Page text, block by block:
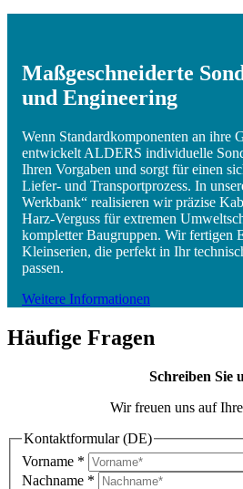
Maßgeschneiderte
und Engineering
Wenn Standardkomponenten an ihre
entwickelt ALDERS individuelle
Ihren Vorgaben und sorgt für einen
Liefer- und Transportprozess. In
Werkbank“ realisieren wir präzise
Harz-Verguss für extremen
kompletter Baugruppen. Wir fertigen
Kleinserien, die perfekt in Ihr
passen.
Weitere Informationen
Häufige Fragen
Schreiben Sie
Wir freuen uns auf
Kontaktformular (DE)
Vorname *
Nachname *